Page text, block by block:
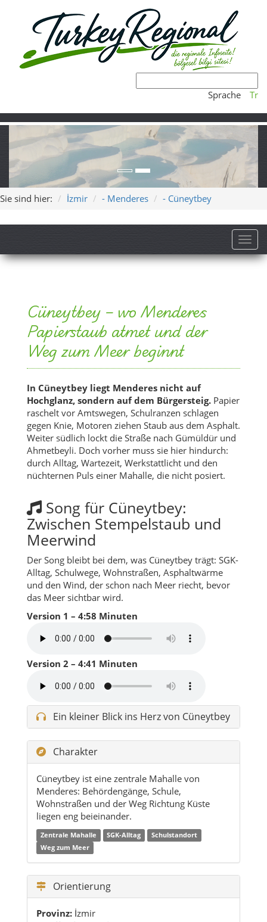
Sprache Tr
Sie sind hier: İzmir - Menderes - Cüneytbey
Cüneytbey – wo Menderes
Papierstaub atmet und der
Weg zum Meer beginnt
In Cüneytbey liegt Menderes nicht auf
Hochglanz, sondern auf dem Bürgersteig. Papier
raschelt vor Amtswegen, Schulranzen schlagen
gegen Knie, Motoren ziehen Staub aus dem Asphalt.
Weiter südlich lockt die Straße nach Gümüldür und
Ahmetbeyli. Doch vorher muss sie hier hindurch:
durch Alltag, Wartezeit, Werkstattlicht und den
nüchternen Puls einer Mahalle, die nicht posiert.
Song für Cüneytbey:
Zwischen Stempelstaub und
Meerwind
Der Song bleibt bei dem, was Cüneytbey trägt: SGK-
Alltag, Schulwege, Wohnstraßen, Asphaltwärme
und den Wind, der schon nach Meer riecht, bevor
das Meer sichtbar wird.
Version 1 – 4:58 Minuten
Version 2 – 4:41 Minuten
Ein kleiner Blick ins Herz von Cüneytbey
Charakter
Cüneytbey ist eine zentrale Mahalle von
Menderes: Behördengänge, Schule,
Wohnstraßen und der Weg Richtung Küste
liegen eng beieinander.
Zentrale Mahalle SGK-Alltag
Schulstandort
Weg zum Meer
Orientierung
Provinz: İzmir